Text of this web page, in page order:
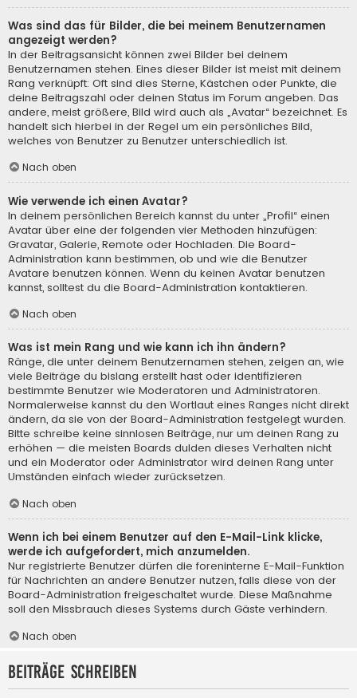
Was sind das für Bilder, die bei meinem Benutzernamen
angezeigt werden?
In der Beitragsansicht können zwei Bilder bei deinem
Benutzernamen stehen. Eines dieser Bilder ist meist mit deinem
Rang verknüpft: Oft sind dies Sterne, Kästchen oder Punkte, die
deine Beitragszahl oder deinen Status im Forum angeben. Das
andere, meist größere, Bild wird auch als „Avatar“ bezeichnet. Es
handelt sich hierbei in der Regel um ein persönliches Bild,
welches von Benutzer zu Benutzer unterschiedlich ist.
Nach oben
Wie verwende ich einen Avatar?
In deinem persönlichen Bereich kannst du unter „Profil“ einen
Avatar über eine der folgenden vier Methoden hinzufügen:
Gravatar, Galerie, Remote oder Hochladen. Die Board-
Administration kann bestimmen, ob und wie die Benutzer
Avatare benutzen können. Wenn du keinen Avatar benutzen
kannst, solltest du die Board-Administration kontaktieren.
Nach oben
Was ist mein Rang und wie kann ich ihn ändern?
Ränge, die unter deinem Benutzernamen stehen, zeigen an, wie
viele Beiträge du bislang erstellt hast oder identifizieren
bestimmte Benutzer wie Moderatoren und Administratoren.
Normalerweise kannst du den Wortlaut eines Ranges nicht direkt
ändern, da sie von der Board-Administration festgelegt wurden.
Bitte schreibe keine sinnlosen Beiträge, nur um deinen Rang zu
erhöhen — die meisten Boards dulden dieses Verhalten nicht
und ein Moderator oder Administrator wird deinen Rang unter
Umständen einfach wieder zurücksetzen.
Nach oben
Wenn ich bei einem Benutzer auf den E-Mail-Link klicke,
werde ich aufgefordert, mich anzumelden.
Nur registrierte Benutzer dürfen die foreninterne E-Mail-Funktion
für Nachrichten an andere Benutzer nutzen, falls diese von der
Board-Administration freigeschaltet wurde. Diese Maßnahme
soll den Missbrauch dieses Systems durch Gäste verhindern.
Nach oben
Beiträge schreiben